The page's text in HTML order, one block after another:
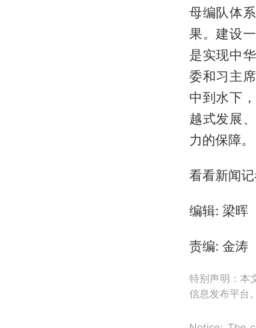
母编队体
果。建设
是实现中
委和习主
中到水下
越式发展
力的保障。
看看新闻
编辑: 梁晖
责编: 金涛
特别声明：本
信息发布平台。